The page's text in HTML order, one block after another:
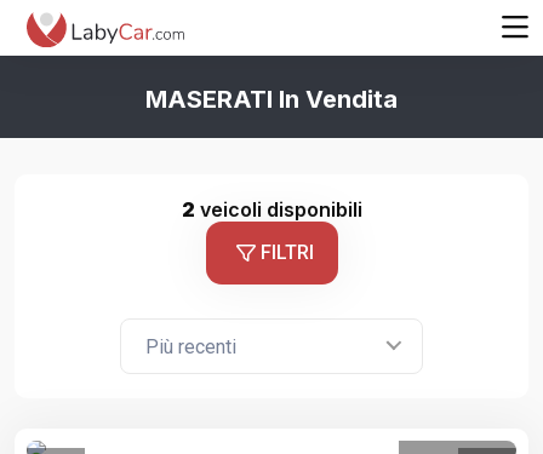
MASERATI In Vendita
2 veicoli disponibili
FILTRI
Più recenti